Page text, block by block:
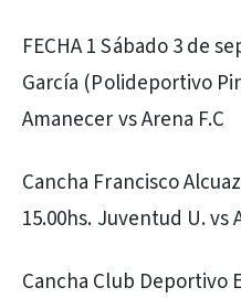
FECHA 1 Sábado 3 de
García (Polideportivo
Amanecer vs Arena F.C
Cancha Francisco
15.00hs. Juventud U.
Cancha Club Deportivo